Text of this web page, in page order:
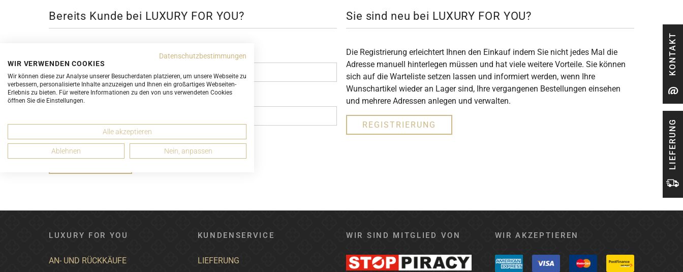
LIEFERUNG
KONTAKT
Bereits Kunde bei LUXURY FOR YOU?
Passwort
Anmelde-Daten speichern
Sie sind neu bei LUXURY FOR YOU?
Die Registrierung erleichtert Ihnen den Einkauf indem Sie nicht jedes Mal die
Adresse manuell hinterlegen müssen und hat viele weitere Vorteile. Sie können
sich auf die Warteliste setzen lassen und informiert werden, wenn Ihre
Wunschartikel wieder an Lager sind, Ihre vergangenen Bestellungen einsehen
und mehrere Adressen anlegen und verwalten.
REGISTRIERUNG
LUXURY FOR YOU
AN- UND RÜCKKÄUFE
KUNDENSERVICE
LIEFERUNG
WIR SIND MITGLIED VON WIR AKZEPTIEREN
Datenschutzbestimmungen
WIR VERWENDEN COOKIES
Wir können diese zur Analyse unserer Besucherdaten platzieren, um unsere Webseite zu
verbessern, personalisierte Inhalte anzuzeigen und Ihnen ein großartiges Webseiten-
Erlebnis zu bieten. Für weitere Informationen zu den von uns verwendeten Cookies
öffnen Sie die Einstellungen.
Alle akzeptieren
Ablehnen Nein, anpassen